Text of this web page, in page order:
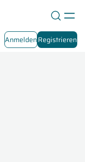
AnmeldenRegistrieren